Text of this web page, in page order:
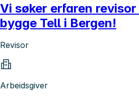
Vi søker erfaren
bygge Tell i Bergen!
Revisor
Arbeidsgiver